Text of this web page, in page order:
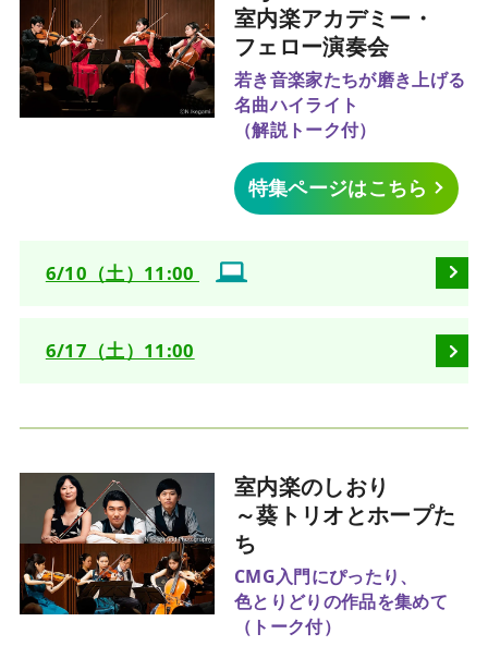
室内楽アカデミー・
フェロー演奏会
若き音楽家たちが磨き上げる
名曲ハイライト
（解説トーク付）
特集ページはこちら
6/10（土）11:00
6/17（土）11:00
室内楽のしおり
～葵トリオとホープた
ち
CMG入門にぴったり、
色とりどりの作品を集めて
（トーク付）